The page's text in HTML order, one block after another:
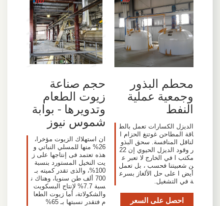
محطم البذور
وجمعية عملية
النفط
الديزل الكسارات تعمل بالط
اقة المطاحن غوتنغ الحزام ا
لناقل المنافسة. سحق البذو
ر وقود الديزل الحيوي إن 22
مكتب ا في الخارج لا تعبر ع
ن شعبيتنا فحسب ، بل تعمل
أيض ا على حل الألغاز بسرع
ة في التشغيل.
احصل على السعر
حجم صناعة
زيوت الطعام
وتدويرها - بوابة
شموس نيوز
ان استهلاك الزيوت مؤخرا،
26% منها للمسلي النباتي و
هذه تعتمد فى إنتاجها على ز
يت النخيل المستورد بنسبة
100%، والذى تقدر كميته بـ
700 ألف طن سنويا، وهناك ن
سبة 7.7% لإنتاج البسكويت
والشكولاتة، أما زيوت الطعا
م فتقدر نسبتها بـ 65%